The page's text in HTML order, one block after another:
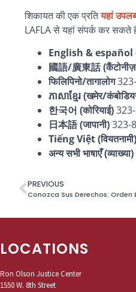
शिकायत की एक प्रतियहां
LAFLA से यहां संपर्क कर सकते
English & español
國語/廣東話(कैंटोनीज़
फिलिपिनो/तागालोग
ភាសាខ្មែរ (खमेर/
한국어 (कोरियाई)
日本語(जापानी)323-
Tiếng Việt(वियतनामी)
अन्य सभी भाषाएँ (व्याख्या)
PREVIOUS
Conozca Sus Derechos:
LOCATIONS
Ron Olson Justice Center
1550 W. 8th Street